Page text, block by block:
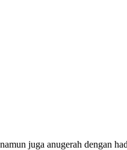
juga anugerah dengan